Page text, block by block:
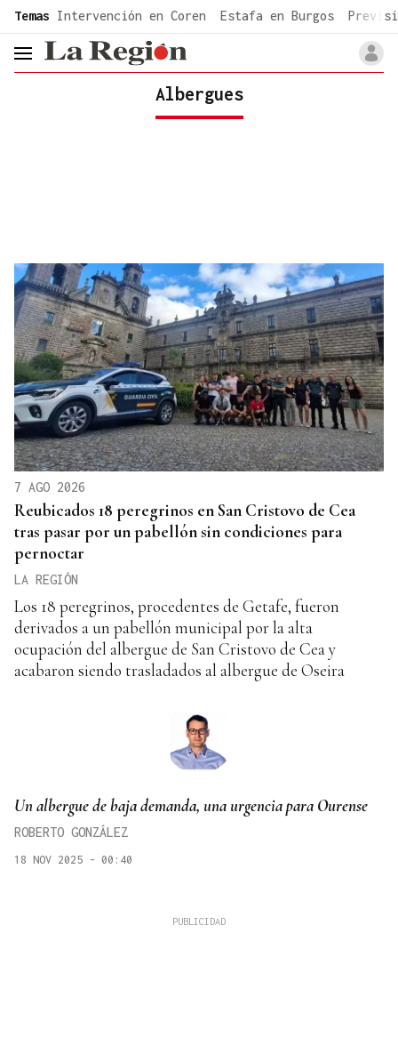
common.go-to-content
Temas Intervención en Coren Estafa en Burgos
header.menu.open
Albergues
7 AGO 2026
Reubicados 18 peregrinos en San Cristovo de Cea
tras pasar por un pabellón sin condiciones para
pernoctar
LA REGIÓN
Los 18 peregrinos, procedentes de Getafe, fueron
derivados a un pabellón municipal por la alta
ocupación del albergue de San Cristovo de Cea y
acabaron siendo trasladados al albergue de Oseira
Un albergue de baja demanda, una urgencia para Ourense
ROBERTO GONZÁLEZ
18 NOV 2025 - 00:40